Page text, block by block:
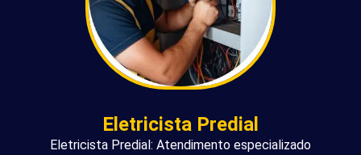
Eletricista Predial
Eletricista Predial: Atendimento especializado